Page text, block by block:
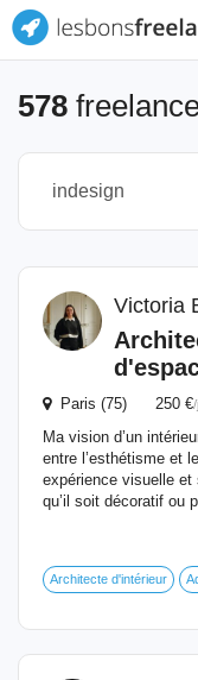
578
Victoria
Paris (75) 250 €
Ma vision d’un
entre l’esthétisme et
expérience visuelle et
qu’il soit décoratif ou
Architecte d'intérieur